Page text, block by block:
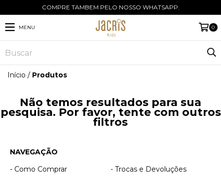
COMPRE TAMBEM PELO NOSSO WHATSAPP.
MENU 0
Início / Produtos
Não temos resultados para sua
pesquisa. Por favor, tente com outros
filtros
NAVEGAÇÃO
- Como Comprar
- Trocas e Devoluções